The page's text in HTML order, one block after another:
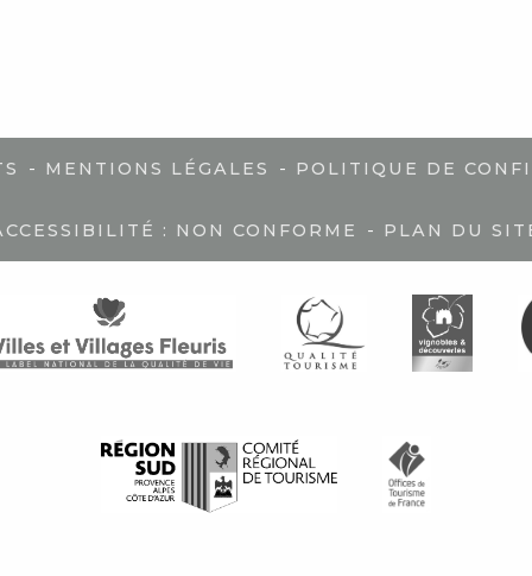
- MENTIONS LÉGALES - POLITIQUE DE
: NON CONFORME - PLAN DU